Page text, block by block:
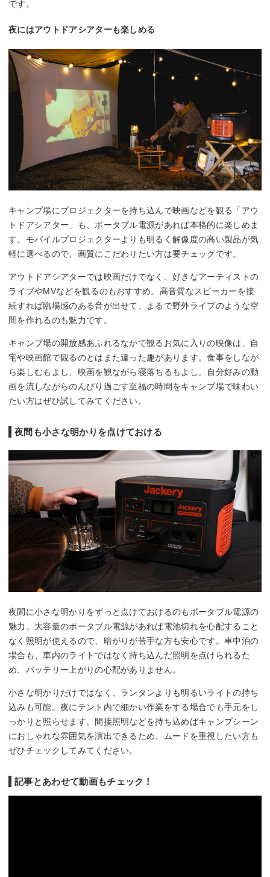
です。
夜にはアウトドアシアターも楽しめる
キャンプ場にプロジェクターを持ち込んで映画などを観る「アウ
トドアシアター」も、ポータブル電源があれば本格的に楽しめま
す。モバイルプロジェクターよりも明るく解像度の高い製品が気
軽に選べるので、画質にこだわりたい方は要チェックです。
アウトドアシアターでは映画だけでなく、好きなアーティストの
ライブやMVなどを観るのもおすすめ。高音質なスピーカーを接
続すれば臨場感のある音が出せて、まるで野外ライブのような空
間を作れるのも魅力です。
キャンプ場の開放感あふれるなかで観るお気に入りの映像は、自
宅や映画館で観るのとはまた違った趣があります。食事をしなが
ら楽しむもよし、映画を観ながら寝落ちるもよし。自分好みの動
画を流しながらのんびり過ごす至福の時間をキャンプ場で味わい
たい方はぜひ試してみてください。
夜間も小さな明かりを点けておける
夜間に小さな明かりをずっと点けておけるのもポータブル電源の
魅力。大容量のポータブル電源があれば電池切れを心配すること
なく照明が使えるので、暗がりが苦手な方も安心です。車中泊の
場合も、車内のライトではなく持ち込んだ照明を点けられるた
め、バッテリー上がりの心配がありません。
小さな明かりだけではなく、ランタンよりも明るいライトの持ち
込みも可能。夜にテント内で細かい作業をする場合でも手元をし
っかりと照らせます。間接照明などを持ち込めばキャンプシーン
におしゃれな雰囲気を演出できるため、ムードを重視したい方も
ぜひチェックしてみてください。
記事とあわせて動画もチェック！